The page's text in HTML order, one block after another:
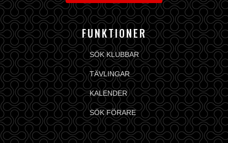
FUNKTIONER
SÖK KLUBBAR
TÄVLINGAR
KALENDER
SÖK FÖRARE